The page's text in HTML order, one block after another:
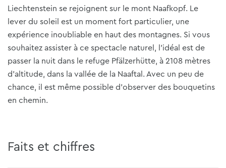
Liechtenstein se rejoignent sur le mont Naafkopf. Le
lever du soleil est un moment fort particulier, une
expérience inoubliable en haut des montagnes. Si vous
souhaitez assister à ce spectacle naturel, l'idéal est de
passer la nuit dans le refuge Pfälzerhütte, à 2108 mètres
d'altitude, dans la vallée de la Naaftal. Avec un peu de
chance, il est même possible d'observer des bouquetins
en chemin.
Faits et chiffres